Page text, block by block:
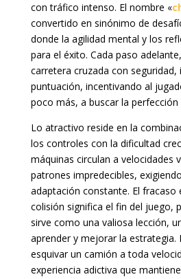
con tráfico intenso. El nombre «
convertido en sinónimo de
donde la agilidad mental y los
para el éxito. Cada paso
carretera cruzada con seguridad,
puntuación, incentivando al
poco más, a buscar la
Lo atractivo reside en la
los controles con la dificultad
máquinas circulan a velocidades
patrones impredecibles,
adaptación constante. El fracaso
colisión significa el fin del juego,
sirve como una valiosa lección,
aprender y mejorar la estrategia.
esquivar un camión a toda
experiencia adictiva que